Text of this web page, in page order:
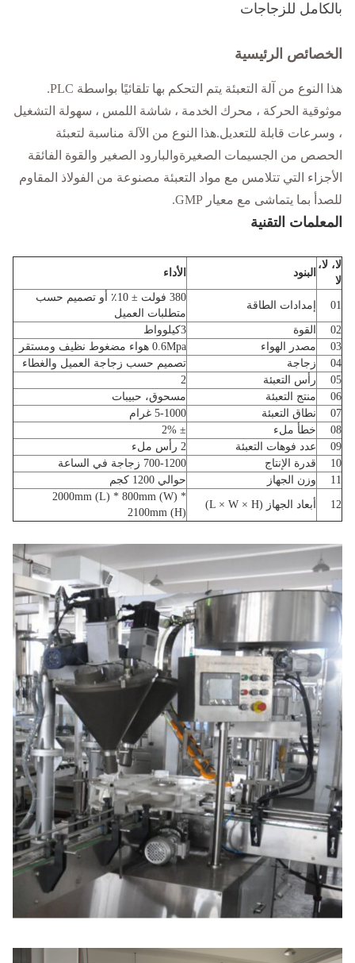
بالكامل للزجاجات
الخصائص الرئيسية
هذا النوع من آلة التعبئة يتم التحكم بها تلقائيًا بواسطة PLC.
موثوقية الحركة ، محرك الخدمة ، شاشة اللمس ، سهولة التشغيل
، وسرعات قابلة للتعديل.هذا النوع من الآلة مناسبة لتعبئة
الحصص من الجسيمات الصغيرةوالبارود الصغير والقوة الفائقة
الأجزاء التي تتلامس مع مواد التعبئة مصنوعة من الفولاذ المقاوم
للصدأ بما يتماشى مع معيار GMP.
المعلمات التقنية
لا، لا،
لا
البنود الأداء
01 إمدادات الطاقة
380 فولت ± 10٪ أو تصميم حسب
متطلبات العميل
02
القوة
03
مصدر الهواء
0.6Mpa هواء مضغوط نظيف ومستقر
04
زجاجة
تصميم حسب زجاجة العميل والغطاء
05
رأس التعبئة
06
منتج التعبئة
مسحوق، حبيبات
07
نطاق التعبئة
5-1000 غرام
08
خطأ ملء
± 2%
09
عدد فوهات التعبئة
10
قدرة الإنتاج
700-1200 زجاجة في الساعة
11
وزن الجهاز حوالي 1200 كجم
12 أبعاد الجهاز (L × W × H)
2000mm (L) * 800mm (W) *
2100mm (H)